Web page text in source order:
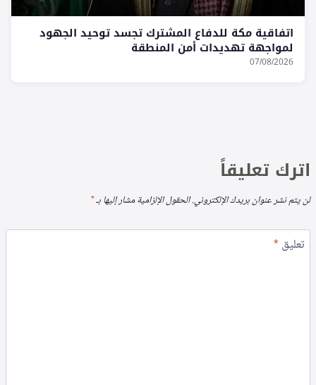
اتفاقية مكة للدفاع المشترك تجسد توحيد الجهود
لمواجهة تهديدات أمن المنطقة
07/08/2026
اترك تعليقاً
لن يتم نشر عنوان بريدك الإلكتروني.الحقول الإلزامية مشار إليها بـ*
تعليق*